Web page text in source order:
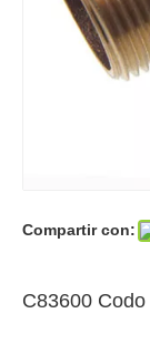
Compartir con:
C83600